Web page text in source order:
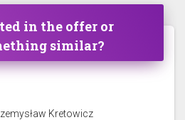
in the offer or
similar?
Kretowicz